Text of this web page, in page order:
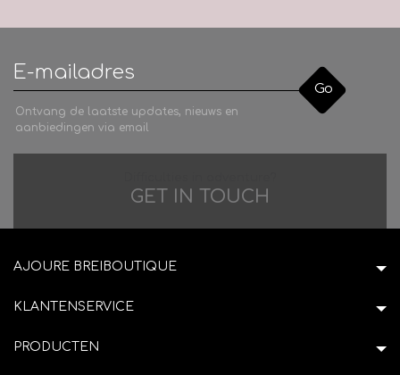
Go
Ontvang de laatste updates, nieuws en
aanbiedingen via email
GET IN TOUCH
AJOURE BREIBOUTIQUE
KLANTENSERVICE
PRODUCTEN